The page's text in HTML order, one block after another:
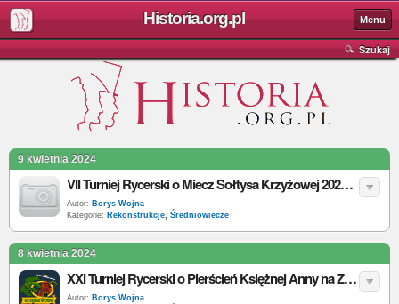
Historia.org.pl Menu
Szukaj
9 kwietnia 2024
VII Turniej Rycerski o Miecz Sołtysa Krzyżowej 2024 - data, program, bilety
Autor: Borys Wojna
Kategorie: Rekonstrukcje, Średniowiecze
8 kwietnia 2024
XXI Turniej Rycerski o Pierścień Księżnej Anny na Zamku w Liwie 2024 - data, program, bilety
Autor: Borys Wojna